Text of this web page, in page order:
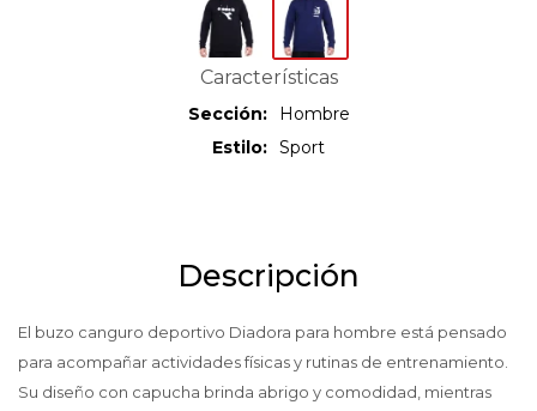
Características
Sección
Hombre
Estilo
Sport
Descripción
El buzo canguro deportivo Diadora para hombre está pensado
para acompañar actividades físicas y rutinas de entrenamiento.
Su diseño con capucha brinda abrigo y comodidad, mientras